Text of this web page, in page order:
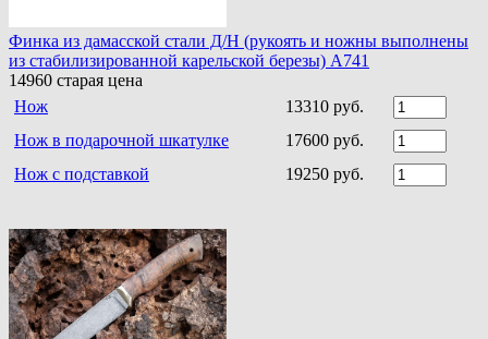
Финка из дамасской стали Д/Н (рукоять и ножны выполнены
из стабилизированной карельской березы) A741
14960 старая цена
Нож
13310 руб.
Нож в подарочной шкатулке
17600 руб.
Нож с подставкой
19250 руб.